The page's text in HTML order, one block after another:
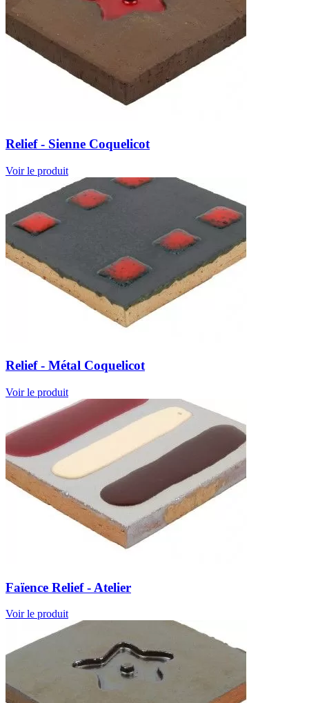
Relief - Sienne Coquelicot
Voir le produit
Relief - Métal Coquelicot
Voir le produit
Faïence Relief - Atelier
Voir le produit